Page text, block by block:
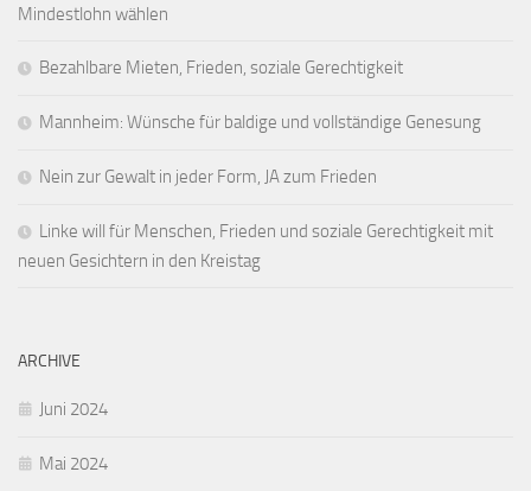
Mindestlohn wählen
Bezahlbare Mieten, Frieden, soziale Gerechtigkeit
Mannheim: Wünsche für baldige und vollständige Genesung
Nein zur Gewalt in jeder Form, JA zum Frieden
Linke will für Menschen, Frieden und soziale Gerechtigkeit mit
neuen Gesichtern in den Kreistag
ARCHIVE
Juni 2024
Mai 2024